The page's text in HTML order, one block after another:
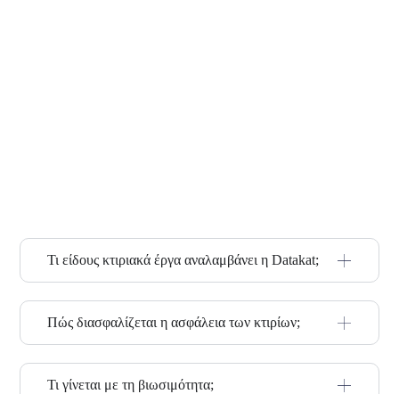
Τι είδους κτιριακά έργα αναλαμβάνει η Datakat;
Πώς διασφαλίζεται η ασφάλεια των κτιρίων;
Τι γίνεται με τη βιωσιμότητα;